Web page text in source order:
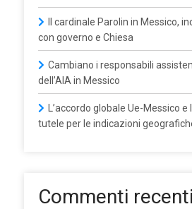
Il cardinale Parolin in Messico,
con governo e Chiesa
Cambiano i responsabili
dell’AIA in Messico
L’accordo globale Ue-Messico e
tutele per le indicazioni
Commenti recenti